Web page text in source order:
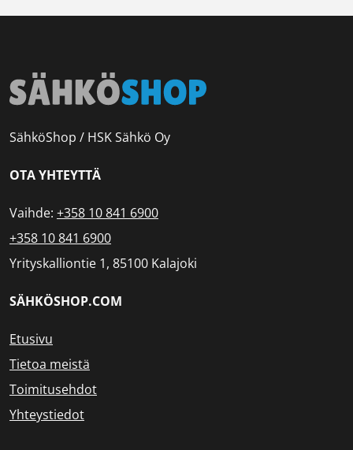
SähköShop / HSK Sähkö Oy
OTA YHTEYTTÄ
Vaihde: +358 10 841 6900
+358 10 841 6900
Yrityskalliontie 1, 85100 Kalajoki
SÄHKÖSHOP.COM
Etusivu
Tietoa meistä
Toimitusehdot
Yhteystiedot